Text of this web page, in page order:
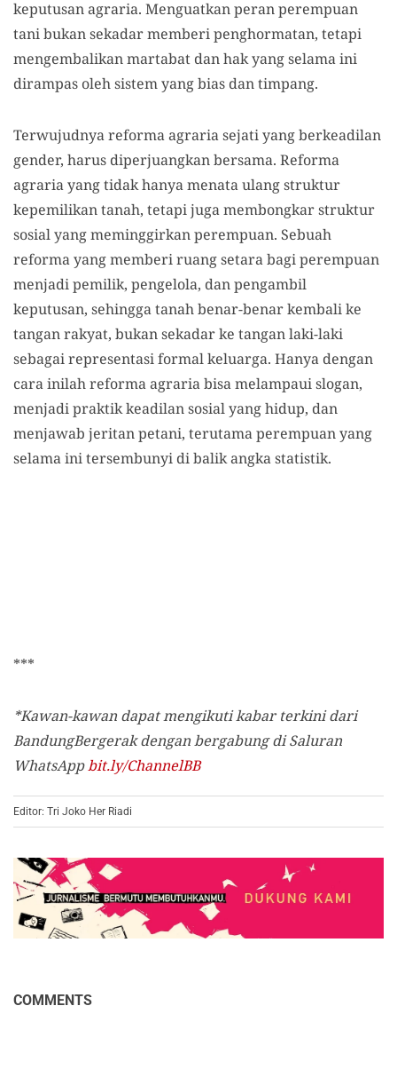
keputusan agraria. Menguatkan peran perempuan
tani bukan sekadar memberi penghormatan, tetapi
mengembalikan martabat dan hak yang selama ini
dirampas oleh sistem yang bias dan timpang.
Terwujudnya reforma agraria sejati yang berkeadilan
gender, harus diperjuangkan bersama. Reforma
agraria yang tidak hanya menata ulang struktur
kepemilikan tanah, tetapi juga membongkar struktur
sosial yang meminggirkan perempuan. Sebuah
reforma yang memberi ruang setara bagi perempuan
menjadi pemilik, pengelola, dan pengambil
keputusan, sehingga tanah benar-benar kembali ke
tangan rakyat, bukan sekadar ke tangan laki-laki
sebagai representasi formal keluarga. Hanya dengan
cara inilah reforma agraria bisa melampaui slogan,
menjadi praktik keadilan sosial yang hidup, dan
menjawab jeritan petani, terutama perempuan yang
selama ini tersembunyi di balik angka statistik.
***
*Kawan-kawan dapat mengikuti kabar terkini dari
BandungBergerak dengan bergabung di Saluran
WhatsAppbit.ly/ChannelBB
Editor: Tri Joko Her Riadi
COMMENTS